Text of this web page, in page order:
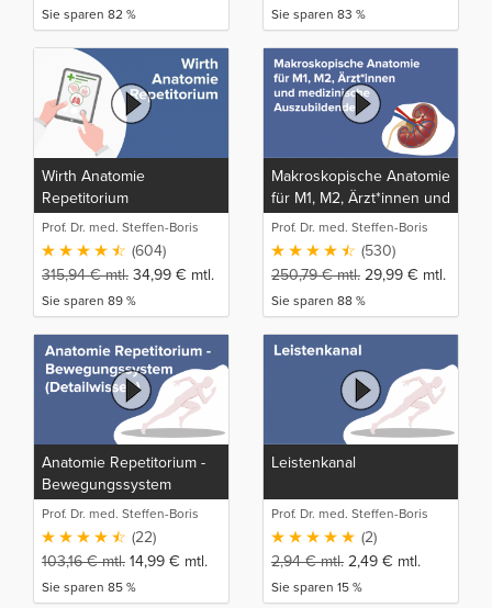
Sie sparen 82 % Sie sparen 83 %
Wirth Anatomie
Repetitorium
Prof. Dr. med. Steffen-Boris
Wirth (1)
(604)
315,94€mtl. 34,99 € mtl.
Sie sparen 89 %
Makroskopische Anatomie
für M1, M2, Ärzt*innen und
medizinische
Auszubildende
Prof. Dr. med. Steffen-Boris
Wirth (1)
(530)
250,79€mtl. 29,99 € mtl.
Sie sparen 88 %
Anatomie Repetitorium -
Bewegungssystem
(Detailwissen)
Prof. Dr. med. Steffen-Boris
Wirth (1)
(22)
103,16€mtl. 14,99 € mtl.
Sie sparen 85 %
Leistenkanal
Prof. Dr. med. Steffen-Boris
Wirth (1)
(2)
2,94€mtl. 2,49 € mtl.
Sie sparen 15 %